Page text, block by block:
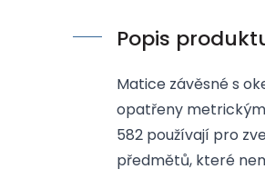
Popis
Matice závěsné s
opatřeny metrickým
582 používají pro
předmětů, které